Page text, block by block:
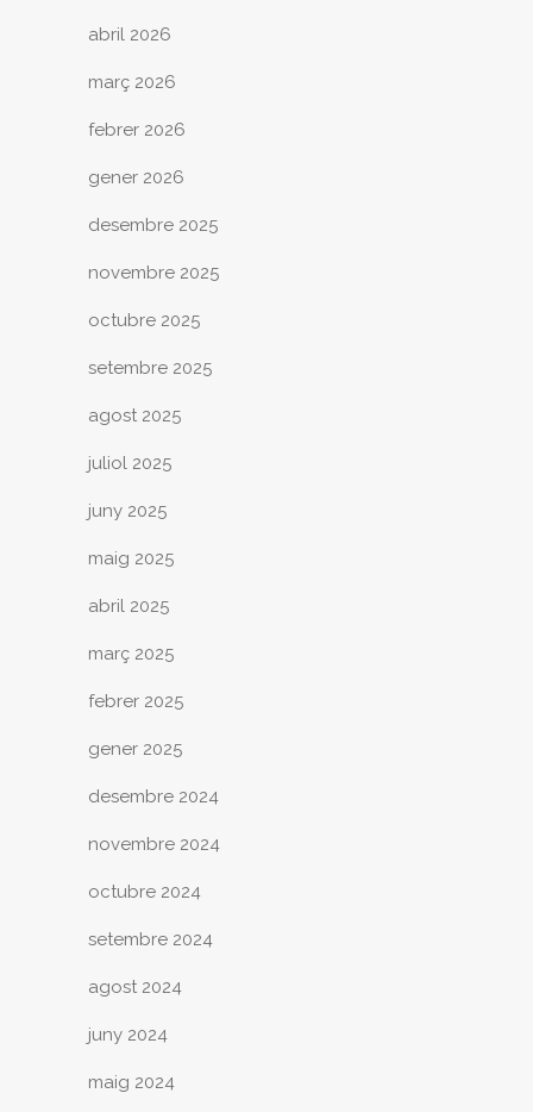
abril 2026
març 2026
febrer 2026
gener 2026
desembre 2025
novembre 2025
octubre 2025
setembre 2025
agost 2025
juliol 2025
juny 2025
maig 2025
abril 2025
març 2025
febrer 2025
gener 2025
desembre 2024
novembre 2024
octubre 2024
setembre 2024
agost 2024
juny 2024
maig 2024